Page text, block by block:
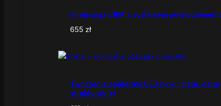
Integracja CRM z systemem powiadomień
655 zł
Tworzenie spiderów SEO (linki, meta, dane
strukturalne)